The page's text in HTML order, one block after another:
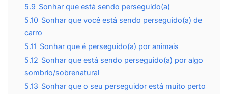
5.9 Sonhar que está sendo perseguido(a)
5.10 Sonhar que você está sendo perseguido(a) de
carro
5.11 Sonhar que é perseguido(a) por animais
5.12 Sonhar que está sendo perseguido(a) por algo
sombrio/sobrenatural
5.13 Sonhar que o seu perseguidor está muito perto